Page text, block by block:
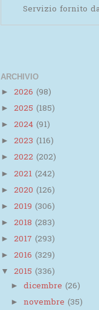
Servizio fornito
ARCHIVIO
► 2026 (98)
► 2025 (185)
► 2024 (91)
► 2023 (116)
► 2022 (202)
► 2021 (242)
► 2020 (126)
► 2019 (306)
► 2018 (283)
► 2017 (293)
► 2016 (329)
▼ 2015 (336)
►dicembre(26)
►novembre(35)